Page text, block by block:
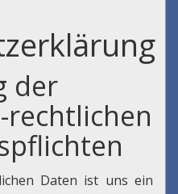
der
Daten ist uns ein